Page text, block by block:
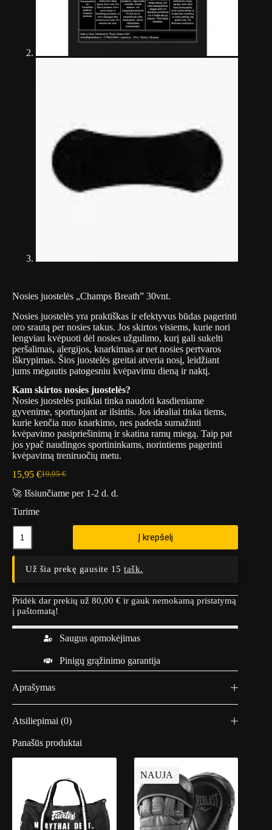
Nosies juostelės „Champs Breath” 30vnt.
Nosies juostelės yra praktiškas ir efektyvus būdas pagerinti
oro srautą per nosies takus. Jos skirtos visiems, kurie nori
lengviau kvėpuoti dėl nosies užgulimo, kurį gali sukelti
peršalimas, alergijos, knarkimas ar net nosies pertvaros
iškrypimas. Šios juostelės greitai atveria nosį, leidžiant
jums mėgautis patogesniu kvėpavimu dieną ir naktį.
Kam skirtos nosies juostelės?
Nosies juostelės puikiai tinka naudoti kasdieniame
gyvenime, sportuojant ar ilsintis. Jos idealiai tinka tiems,
kurie kenčia nuo knarkimo, nes padeda sumažinti
kvėpavimo pasipriešinimą ir skatina ramų miegą. Taip pat
jos ypač naudingos sportininkams, norintiems pagerinti
kvėpavimą treniruočių metu.
19,95€
Original
price
19,95 €.
15,95 €Current
price
15,95 €.
🚀 Išsiunčiame per 1-2 d. d.
Turime
produkto
kiekis:
Nosies
juostelės
"Champs
Breath"
Į krepšelį
Už šia prekę gausite 15 tašk.
Pridėk dar prekių už 80,00 € ir gauk nemokamą pristatymą
į paštomatą!
Saugus apmokėjimas
Pinigų grąžinimo garantija
Aprašymas
Atsiliepimai (0)
Panašūs produktai
NAUJA